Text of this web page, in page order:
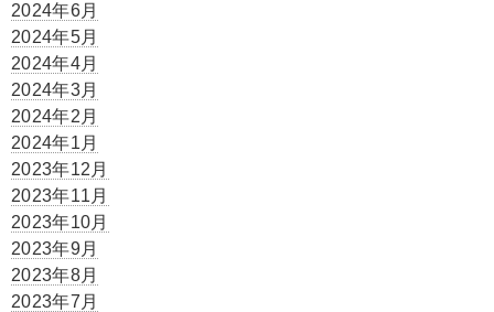
2024年6月
2024年5月
2024年4月
2024年3月
2024年2月
2024年1月
2023年12月
2023年11月
2023年10月
2023年9月
2023年8月
2023年7月